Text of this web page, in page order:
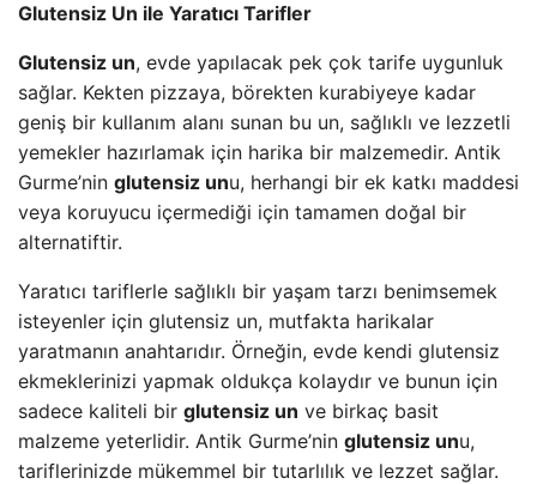
Glutensiz Un ile Yaratıcı Tarifler
Glutensiz un, evde yapılacak pek çok tarife uygunluk
sağlar. Kekten pizzaya, börekten kurabiyeye kadar
geniş bir kullanım alanı sunan bu un, sağlıklı ve lezzetli
yemekler hazırlamak için harika bir malzemedir. Antik
Gurme’nin glutensiz unu, herhangi bir ek katkı maddesi
veya koruyucu içermediği için tamamen doğal bir
alternatiftir.
Yaratıcı tariflerle sağlıklı bir yaşam tarzı benimsemek
isteyenler için glutensiz un, mutfakta harikalar
yaratmanın anahtarıdır. Örneğin, evde kendi glutensiz
ekmeklerinizi yapmak oldukça kolaydır ve bunun için
sadece kaliteli bir glutensiz un ve birkaç basit
malzeme yeterlidir. Antik Gurme’nin glutensiz unu,
tariflerinizde mükemmel bir tutarlılık ve lezzet sağlar.